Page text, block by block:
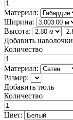
Материал:
Ширина:
Высота:
Добавить наволочки
Количество
Материал:
Размер:
Добавить тюль
Количество
Цвет: